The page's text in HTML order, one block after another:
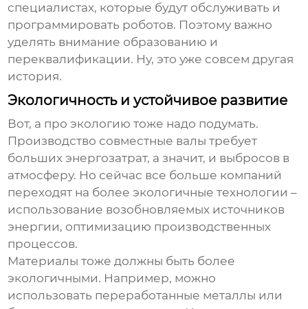
специалистах, которые будут обслуживать и
программировать роботов. Поэтому важно
уделять внимание образованию и
переквалификации. Ну, это уже совсем другая
история.
Экологичность и устойчивое развитие
Вот, а про экологию тоже надо подумать.
Производство совместные валы требует
больших энергозатрат, а значит, и выбросов в
атмосферу. Но сейчас все больше компаний
переходят на более экологичные технологии –
использование возобновляемых источников
энергии, оптимизацию производственных
процессов.
Материалы тоже должны быть более
экологичными. Например, можно
использовать переработанные металлы или